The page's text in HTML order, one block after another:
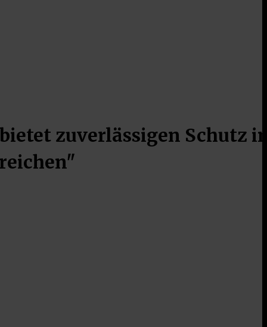
zuverlässigen Schutz